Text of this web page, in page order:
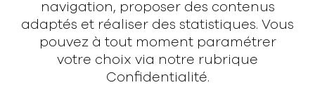
navigation, proposer des contenus
adaptés et réaliser des statistiques. Vous
pouvez à tout moment paramétrer
votre choix via notre rubrique
Confidentialité.
SubmitHub
Groover
À propos